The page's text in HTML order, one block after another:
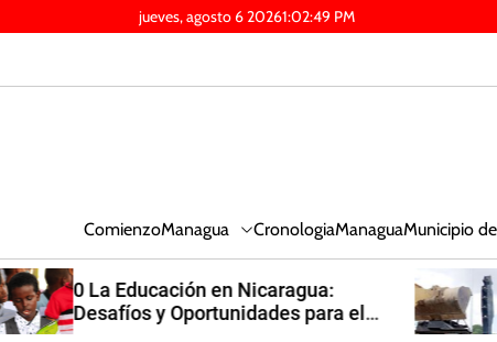
jueves, agosto 6 20261:02:51 PM
ComienzoManagua CronologiaManaguaMunicipio
Monumento al General Augusto
Cesar Sandino